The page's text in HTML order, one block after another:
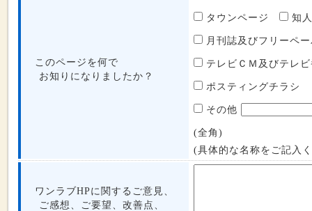
このページを何で
お知りになりましたか？
タウンページ 知
月刊誌及びフリー
テレビＣＭ及びテ
ポスティングチラシ
その他
(全角)
(具体的な名称をご記入
ワンラブHPに関するご意見、
ご感想、ご要望、改善点、